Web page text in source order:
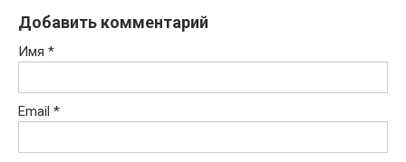
Добавить комментарий
Имя *
Email *